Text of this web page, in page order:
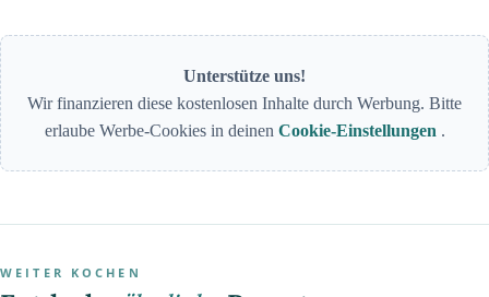
Unterstütze uns!
Wir finanzieren diese kostenlosen Inhalte durch Werbung. Bitte
erlaube Werbe-Cookies in deinen Cookie-Einstellungen .
WEITER KOCHEN